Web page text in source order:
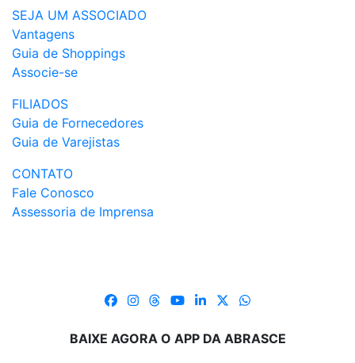
SEJA UM ASSOCIADO
Vantagens
Guia de Shoppings
Associe-se
FILIADOS
Guia de Fornecedores
Guia de Varejistas
CONTATO
Fale Conosco
Assessoria de Imprensa
BAIXE AGORA O APP DA ABRASCE